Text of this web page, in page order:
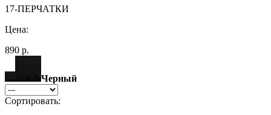
17-ПЕРЧАТКИ
Цена:
890 р.
Черный
Сортировать: